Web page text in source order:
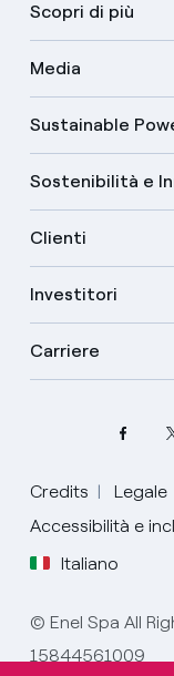
Scopri di più
Media
Sustainable
Sostenibilità e
Clienti
Investitori
Carriere
Credits Legale
Accessibilità e
Italiano
Seleziona la tua
Inglese
Spagnolo
© Enel Spa All
15844561009